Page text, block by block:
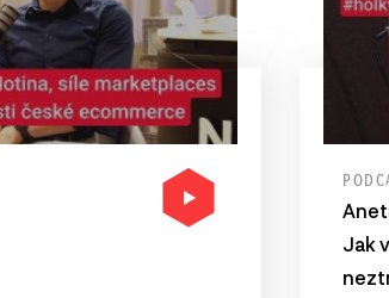
Jak